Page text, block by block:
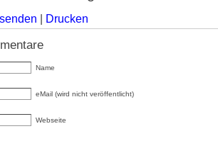
Drucken
Name
eMail (wird nicht veröffentlicht)
Webseite